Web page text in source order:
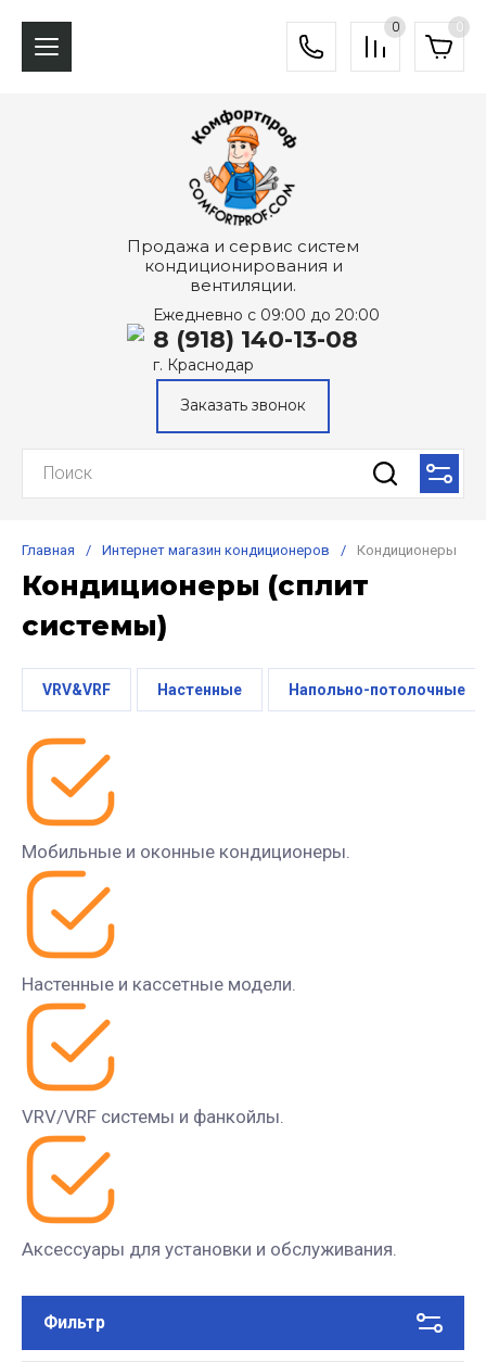
0 0
Продажа и сервис систем
кондиционирования и
вентиляции.
Ежедневно с 09:00 до 20:00
8 (918) 140-13-08
г. Краснодар
Заказать звонок
Главная / Интернет магазин кондиционеров / Кондиционеры
Кондиционеры (сплит
системы)
VRV&VRF Настенные Напольно-потолочные
Мобильные и оконные кондиционеры.
Настенные и кассетные модели.
VRV/VRF системы и фанкойлы.
Аксессуары для установки и обслуживания.
Фильтр